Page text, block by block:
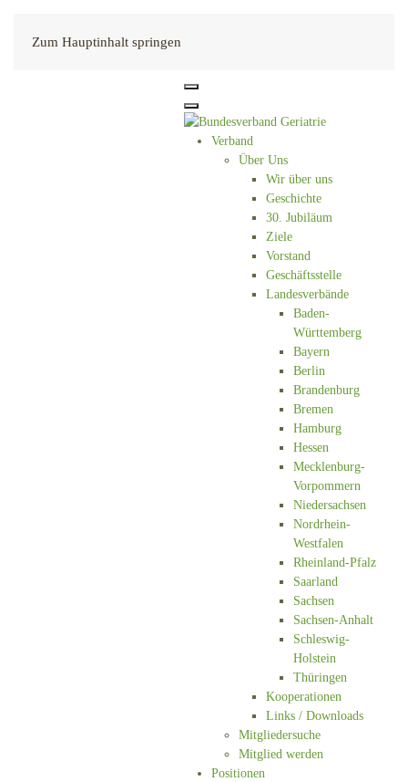
Zum Hauptinhalt springen
Verband
Über Uns
Wir über uns
Geschichte
30. Jubiläum
Ziele
Vorstand
Geschäftsstelle
Landesverbände
Baden-
Württemberg
Bayern
Berlin
Brandenburg
Bremen
Hamburg
Hessen
Mecklenburg-
Vorpommern
Niedersachsen
Nordrhein-
Westfalen
Rheinland-Pfalz
Saarland
Sachsen
Sachsen-Anhalt
Schleswig-
Holstein
Thüringen
Kooperationen
Links / Downloads
Mitgliedersuche
Mitglied werden
Positionen